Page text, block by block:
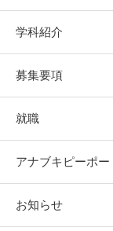
学科紹介
募集要項
就職
アナブキピーポー
お知らせ